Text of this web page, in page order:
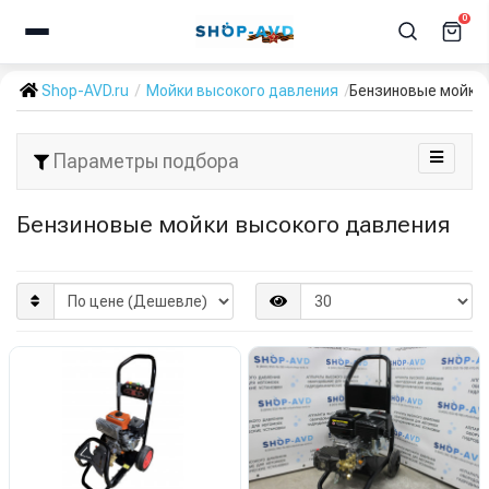
0
Shop-AVD.ru Мойки высокого давления Бензиновые
Параметры подбора
Бензиновые мойки высокого давления